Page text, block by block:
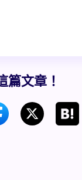
篇文章！